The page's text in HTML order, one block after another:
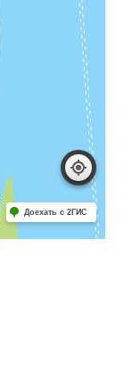
Доехать с 2ГИС